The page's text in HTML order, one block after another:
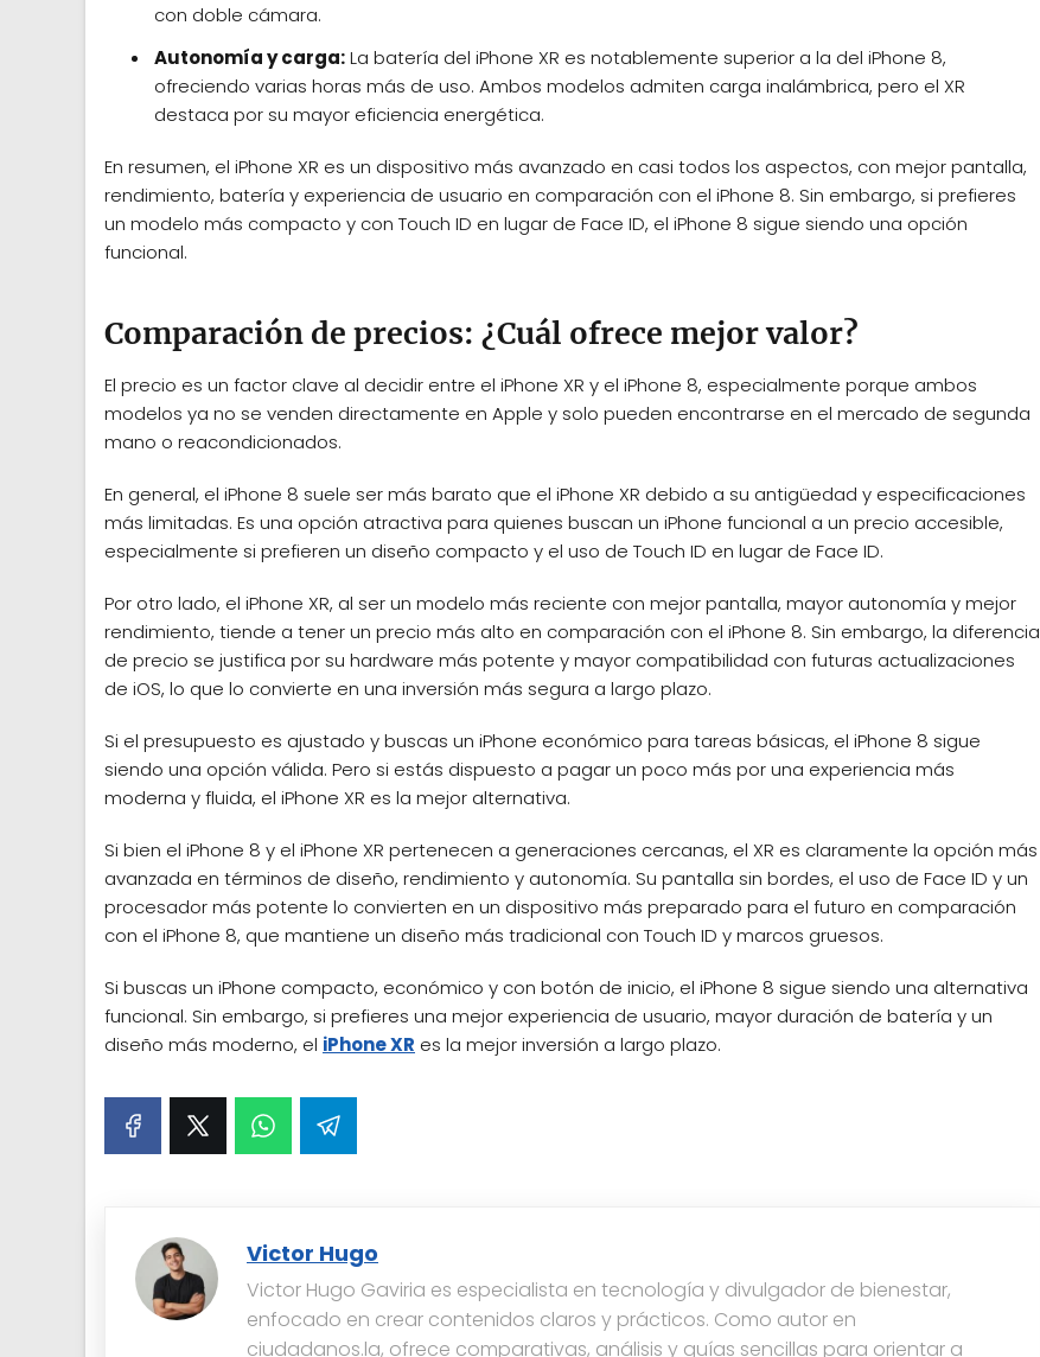
con doble cámara.
Autonomía y carga:La batería del iPhone XR es notablemente superior a la del iPhone 8,
ofreciendo varias horas más de uso. Ambos modelos admiten carga inalámbrica, pero el XR
destaca por su mayor eficiencia energética.
En resumen, el iPhone XR es un dispositivo más avanzado en casi todos los aspectos, con mejor pantalla,
rendimiento, batería y experiencia de usuario en comparación con el iPhone 8. Sin embargo, si prefieres
un modelo más compacto y con Touch ID en lugar de Face ID, el iPhone 8 sigue siendo una opción
funcional.
Comparación de precios: ¿Cuál ofrece mejor valor?
El precio es un factor clave al decidir entre el iPhone XR y el iPhone 8, especialmente porque ambos
modelos ya no se venden directamente en Apple y solo pueden encontrarse en el mercado de segunda
mano o reacondicionados.
En general, el iPhone 8 suele ser más barato que el iPhone XR debido a su antigüedad y especificaciones
más limitadas. Es una opción atractiva para quienes buscan un iPhone funcional a un precio accesible,
especialmente si prefieren un diseño compacto y el uso de Touch ID en lugar de Face ID.
Por otro lado, el iPhone XR, al ser un modelo más reciente con mejor pantalla, mayor autonomía y mejor
rendimiento, tiende a tener un precio más alto en comparación con el iPhone 8. Sin embargo, la diferencia
de precio se justifica por su hardware más potente y mayor compatibilidad con futuras actualizaciones
de iOS, lo que lo convierte en una inversión más segura a largo plazo.
Si el presupuesto es ajustado y buscas un iPhone económico para tareas básicas, el iPhone 8 sigue
siendo una opción válida. Pero si estás dispuesto a pagar un poco más por una experiencia más
moderna y fluida, el iPhone XR es la mejor alternativa.
Si bien el iPhone 8 y el iPhone XR pertenecen a generaciones cercanas, el XR es claramente la opción más
avanzada en términos de diseño, rendimiento y autonomía. Su pantalla sin bordes, el uso de Face ID y un
procesador más potente lo convierten en un dispositivo más preparado para el futuro en comparación
con el iPhone 8, que mantiene un diseño más tradicional con Touch ID y marcos gruesos.
Si buscas un iPhone compacto, económico y con botón de inicio, el iPhone 8 sigue siendo una alternativa
funcional. Sin embargo, si prefieres una mejor experiencia de usuario, mayor duración de batería y un
diseño más moderno, el iPhone XR es la mejor inversión a largo plazo.
Victor Hugo
Victor Hugo Gaviria es especialista en tecnología y divulgador de bienestar,
enfocado en crear contenidos claros y prácticos. Como autor en
ciudadanos.la, ofrece comparativas, análisis y guías sencillas para orientar a